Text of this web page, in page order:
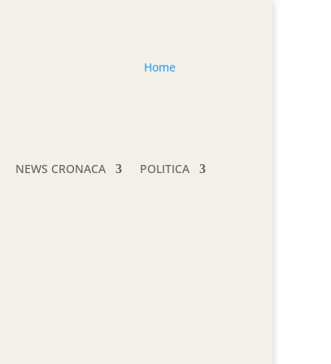
Home
NEWS CRONACA POLITICA